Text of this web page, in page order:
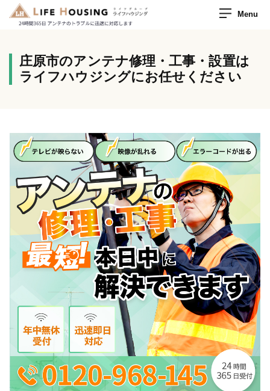
Menu
庄原市のアンテナ修理・工事・設置は
ライフハウジングにお任せください